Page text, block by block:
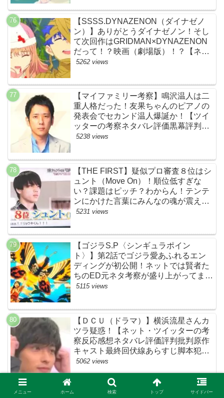
【SSSS.DYNAZENON（ダイナゼノ
ン）】ありがとうダイナゼノン！そし
て次回作はGRIDMAN×DYNAZENON
だって！？映画（劇場版）！？【ネッ
トの考察ネタバレ感想まとめ・最終
5262 views
【マイファミリー考察】鳴沢温人は二
重人格だった！友果ちゃんのピアノの
発表会でセカンド温人爆誕か！【ツイ
ッターの考察ネタバレ評価黒幕評判感
想批判原作犯人キャスト脚本あらすじ
5238 views
【THE FIRST】疑似プロ審査８位はシ
ュント（Move On）！順位低すぎな
い？課題はピッチ？わからん！テンテ
ンにかけた言葉にみんなの魂が震えて
ます…【ザファースト・ネットのネタ
5231 views
【ゴジラS.P〈シンギュラポイン
ト〉】第2話でゴジラ愛あふれるエン
ディングが初公開！ネットでは賢者た
ちのED元ネタ考察が盛り上がってま
す！モスラやメカゴジラ（機龍）も登
5115 views
【ＤＣＵ（ドラマ）】横浜流星さんカ
ツラ疑惑！【ネット・ツイッターの考
察反応感想ネタバレ評価評判批判原作
キャスト最終回伏線あらすじ脚本犯人
黒幕まとめ・着飾る恋には理由があっ
て・ウィッグ】
5062 views
【着飾る恋には理由があって】「冷蔵
メニュー ホーム 検索 トップ サイドバー